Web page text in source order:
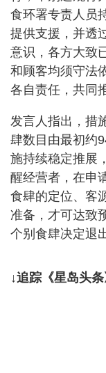
食环署专责人员
提供支援，并透
意识，各方大致
和顾客均须守法
各自责任，共同
发言人指出，措
肆数目由最初约
施持续稳定推展
醒经营者，在申
食肆的定位、客
准备，才可达致
个别食肆决定退
↓追踪《星岛头